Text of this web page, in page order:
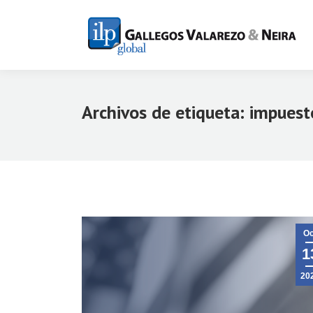
Archivos de etiqueta: